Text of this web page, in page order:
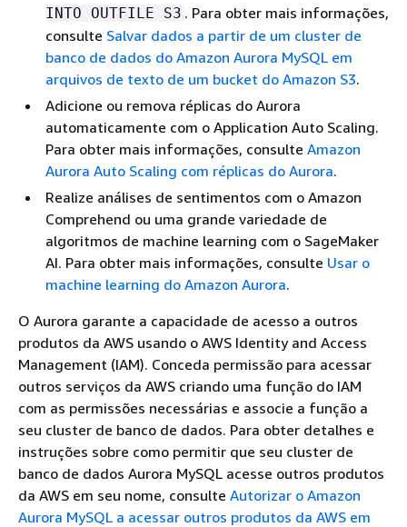
INTO OUTFILE S3 . Para obter mais informações,
consulte Salvar dados a partir de um cluster de
banco de dados do Amazon Aurora MySQL em
arquivos de texto de um bucket do Amazon S3.
Adicione ou remova réplicas do Aurora
automaticamente com o Application Auto Scaling.
Para obter mais informações, consulte Amazon
Aurora Auto Scaling com réplicas do Aurora.
Realize análises de sentimentos com o Amazon
Comprehend ou uma grande variedade de
algoritmos de machine learning com o SageMaker
AI. Para obter mais informações, consulte Usar o
machine learning do Amazon Aurora.
O Aurora garante a capacidade de acesso a outros
produtos da AWS usando o AWS Identity and Access
Management (IAM). Conceda permissão para acessar
outros serviços da AWS criando uma função do IAM
com as permissões necessárias e associe a função a
seu cluster de banco de dados. Para obter detalhes e
instruções sobre como permitir que seu cluster de
banco de dados Aurora MySQL acesse outros produtos
da AWS em seu nome, consulte Autorizar o Amazon
Aurora MySQL a acessar outros produtos da AWS em